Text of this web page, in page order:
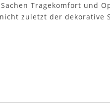
Tragekomfort und
zuletzt der dekorative